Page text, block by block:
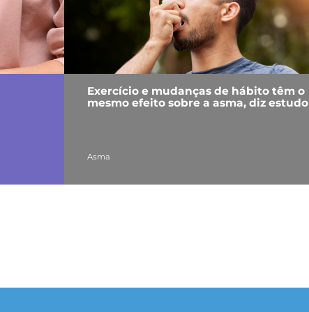
Exercício e mudanças de hábito têm o
mesmo efeito sobre a asma, diz estudo
Asma